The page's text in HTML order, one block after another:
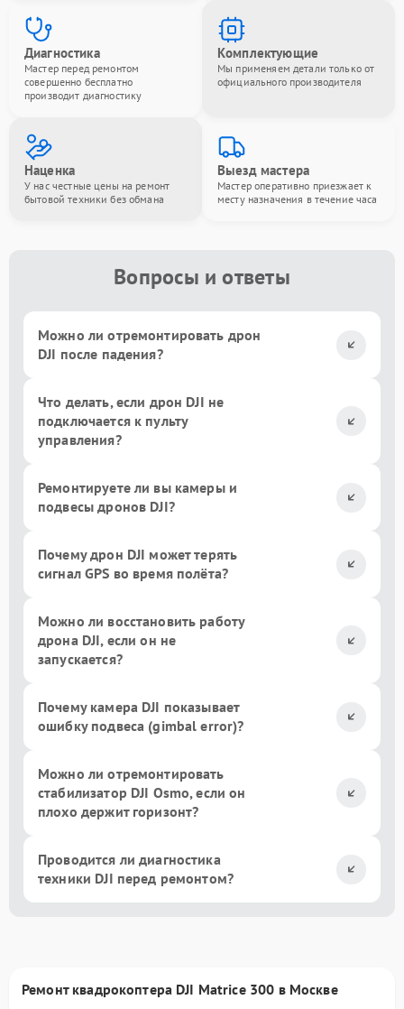
Диагностика
Мастер перед ремонтом
совершенно бесплатно
производит диагностику
Комплектующие
Мы применяем детали только от
официального производителя
Наценка
У нас честные цены на ремонт
бытовой техники без обмана
Выезд мастера
Мастер оперативно приезжает к
месту назначения в течение часа
Вопросы и ответы
Можно ли отремонтировать дрон
DJI после падения?
Что делать, если дрон DJI не
подключается к пульту
управления?
Ремонтируете ли вы камеры и
подвесы дронов DJI?
Почему дрон DJI может терять
сигнал GPS во время полёта?
Можно ли восстановить работу
дрона DJI, если он не
запускается?
Почему камера DJI показывает
ошибку подвеса (gimbal error)?
Можно ли отремонтировать
стабилизатор DJI Osmo, если он
плохо держит горизонт?
Проводится ли диагностика
техники DJI перед ремонтом?
Ремонт квадрокоптера DJI Matrice 300 в Москве